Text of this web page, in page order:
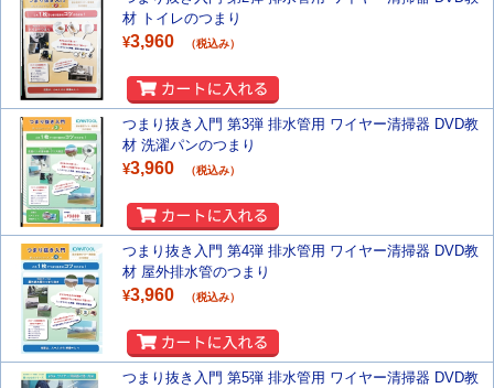
材 トイレのつまり
¥3,960 （税込み）
つまり抜き入門 第3弾 排水管用 ワイヤー清掃器 DVD教
材 洗濯パンのつまり
¥3,960 （税込み）
つまり抜き入門 第4弾 排水管用 ワイヤー清掃器 DVD教
材 屋外排水管のつまり
¥3,960 （税込み）
つまり抜き入門 第5弾 排水管用 ワイヤー清掃器 DVD教